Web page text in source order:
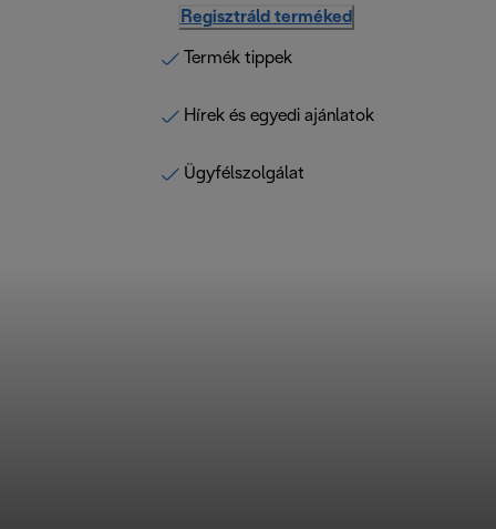
Regisztráld terméked
Termék tippek
Hírek és egyedi ajánlatok
Ügyfélszolgálat